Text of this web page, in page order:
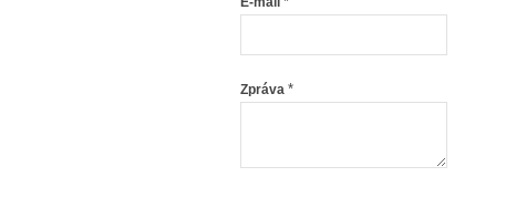
Zpráva *